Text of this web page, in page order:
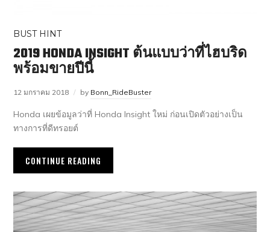
BUST HINT
2019 HONDA INSIGHT ต้นแบบว่าที่ไฮบริด
พร้อมขายปีนี้
12 มกราคม 2018 by Bonn_RideBuster
Honda เผยข้อมูลว่าที่ Honda Insight ใหม่ ก่อนเปิดตัวอย่างเป็น
ทางการที่ดีทรอยต์
CONTINUE READING